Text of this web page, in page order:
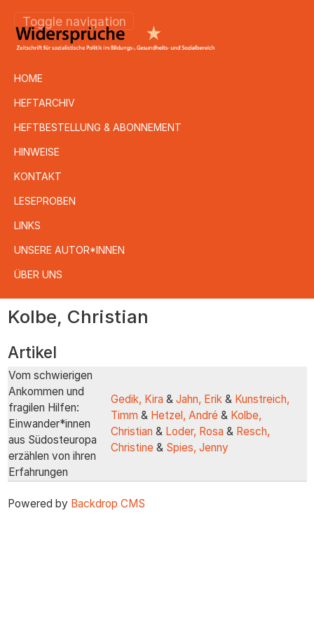
Toggle navigation
HOME
HEFTARCHIV
HEFTBESTELLUNG & ABONNEMENT
HINWEISE
KONTAKT
LESEPROBEN
LINKS
UNSERE AUTOR*INNEN
ÜBER UNS
zum
Kolbe, Christian
Artikel
Vom schwierigen
Ankommen und
fragilen Hilfen:
Einwander*innen
aus Südosteuropa
erzählen von ihren
Erfahrungen
Gedik, Kira & Jahn, Erik& Kunstreich,
Timm & Hetzel, André& Kolbe,
Christian & Loder, Rosa & Resch,
Christine & Spies, Jenny
Powered by Backdrop CMS